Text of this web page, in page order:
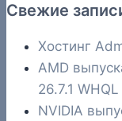
Свежие
Хостинг
AMD
26.7.1 WHQL
NVIDIA